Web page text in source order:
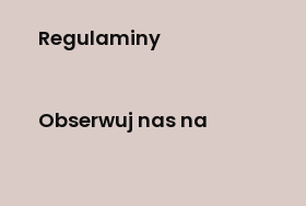
Regulaminy
Obserwuj nas na